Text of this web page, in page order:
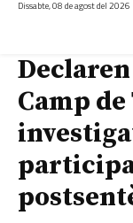
Dissabte, 08 de agost del 2026
Camp